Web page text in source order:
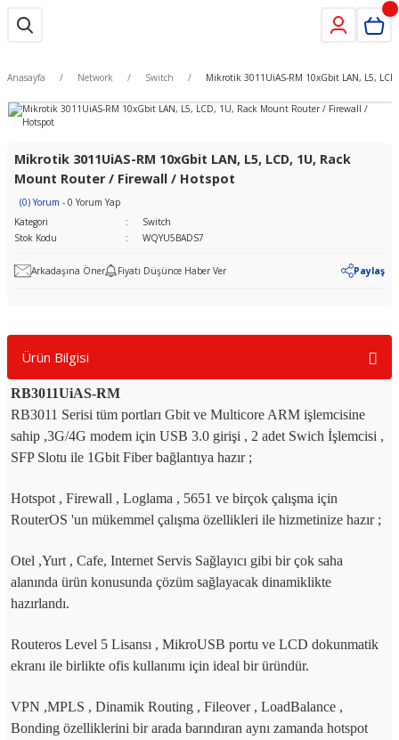
Anasayfa Network Switch Mikrotik 3011UiAS-RM 10xGbit LAN, L5,
Mikrotik 3011UiAS-RM 10xGbit LAN, L5, LCD, 1U, Rack
Mount Router / Firewall / Hotspot
(0) Yorum - 0 Yorum Yap
Kategori
Switch
Stok Kodu
WQYU5BADS7
Arkadaşına Öner Fiyatı Düşünce Haber Ver Paylaş
Ürün Bilgisi
RB3011UiAS-RM
RB3011 Serisi tüm portları Gbit ve Multicore ARM işlemcisine
sahip ,3G/4G modem için USB 3.0 girişi , 2 adet Swich İşlemcisi ,
SFP Slotu ile 1Gbit Fiber bağlantıya hazır ;
Hotspot , Firewall , Loglama , 5651 ve birçok çalışma için
RouterOS 'un mükemmel çalışma özellikleri ile hizmetinize hazır ;
Otel ,Yurt , Cafe, Internet Servis Sağlayıcı gibi bir çok saha
alanında ürün konusunda çözüm sağlayacak dinamiklikte
hazırlandı.
Routeros Level 5 Lisansı , MikroUSB portu ve LCD dokunmatik
ekranı ile birlikte ofis kullanımı için ideal bir üründür.
VPN ,MPLS , Dinamik Routing , Fileover , LoadBalance ,
Bonding özelliklerini bir arada barındıran aynı zamanda hotspot